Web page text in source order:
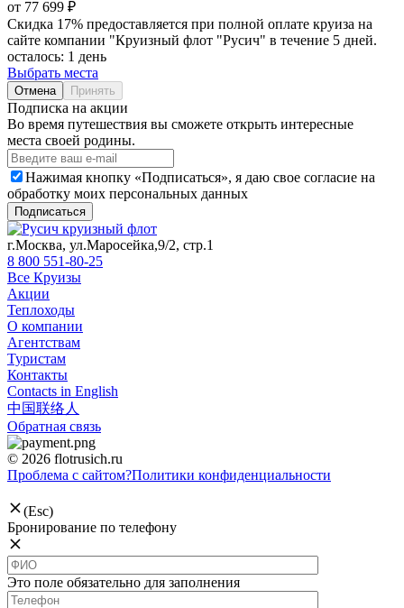
от 77 699 ₽
Скидка 17% предоставляется при полной оплате круиза на
сайте компании "Круизный флот "Русич" в течение 5 дней.
осталось: 1 день
Выбрать места
Отмена Принять
Подписка на акции
Во время путешествия вы сможете открыть интересные
места своей родины.
Нажимая кнопку «Подписаться», я даю свое согласие на
обработку моих персональных данных
Подписаться
г.Москва, ул.Маросейка,9/2, стр.1
8 800 551-80-25
Все Круизы
Акции
Теплоходы
О компании
Агентствам
Туристам
Контакты
Contacts in English
中国联络人
Обратная связь
© 2026 flotrusich.ru
Проблема с сайтом?Политики конфиденциальности
(Esc)
Бронирование по телефону
Это поле обязательно для заполнения